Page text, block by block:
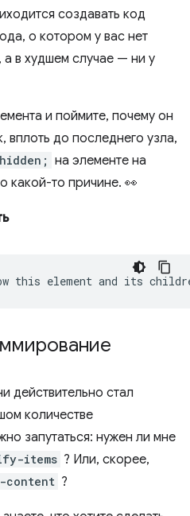
создавать код
о котором у вас нет
а в худшем случае — ни у
и поймите, почему он
вплоть до последнего узла,
на элементе на
какой-то причине. 👀
действительно стал
количестве
запутаться: нужен ли мне
items ? Или, скорее,
content ?